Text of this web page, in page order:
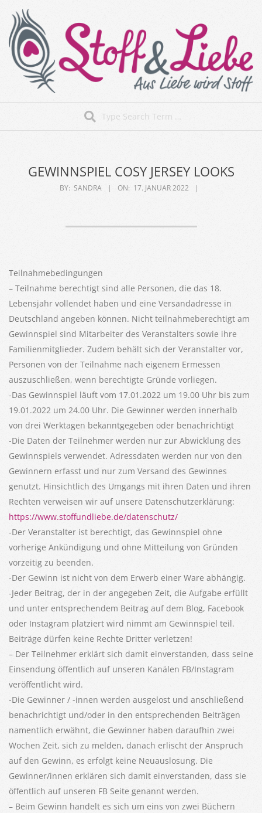
content
Stoff&Liebe
GEWINNSPIEL COSY JERSEY LOOKS
BY: SANDRA ON: 17. JANUAR 2022
Teilnahmebedingungen
– Teilnahme berechtigt sind alle Personen, die das 18.
Lebensjahr vollendet haben und eine Versandadresse in
Deutschland angeben können. Nicht teilnahmeberechtigt am
Gewinnspiel sind Mitarbeiter des Veranstalters sowie ihre
Familienmitglieder. Zudem behält sich der Veranstalter vor,
Personen von der Teilnahme nach eigenem Ermessen
auszuschließen, wenn berechtigte Gründe vorliegen.
-Das Gewinnspiel läuft vom 17.01.2022 um 19.00 Uhr bis zum
19.01.2022 um 24.00 Uhr. Die Gewinner werden innerhalb
von drei Werktagen bekanntgegeben oder benachrichtigt
-Die Daten der Teilnehmer werden nur zur Abwicklung des
Gewinnspiels verwendet. Adressdaten werden nur von den
Gewinnern erfasst und nur zum Versand des Gewinnes
genutzt. Hinsichtlich des Umgangs mit ihren Daten und ihren
Rechten verweisen wir auf unsere Datenschutzerklärung:
https://www.stoffundliebe.de/datenschutz/
-Der Veranstalter ist berechtigt, das Gewinnspiel ohne
vorherige Ankündigung und ohne Mitteilung von Gründen
vorzeitig zu beenden.
-Der Gewinn ist nicht von dem Erwerb einer Ware abhängig.
-Jeder Beitrag, der in der angegeben Zeit, die Aufgabe erfüllt
und unter entsprechendem Beitrag auf dem Blog, Facebook
oder Instagram platziert wird nimmt am Gewinnspiel teil.
Beiträge dürfen keine Rechte Dritter verletzen!
– Der Teilnehmer erklärt sich damit einverstanden, dass seine
Einsendung öffentlich auf unseren Kanälen FB/Instagram
veröffentlicht wird.
-Die Gewinner / -innen werden ausgelost und anschließend
benachrichtigt und/oder in den entsprechenden Beiträgen
namentlich erwähnt, die Gewinner haben daraufhin zwei
Wochen Zeit, sich zu melden, danach erlischt der Anspruch
auf den Gewinn, es erfolgt keine Neuauslosung. Die
Gewinner/innen erklären sich damit einverstanden, dass sie
öffentlich auf unseren FB Seite genannt werden.
– Beim Gewinn handelt es sich um eins von zwei Büchern